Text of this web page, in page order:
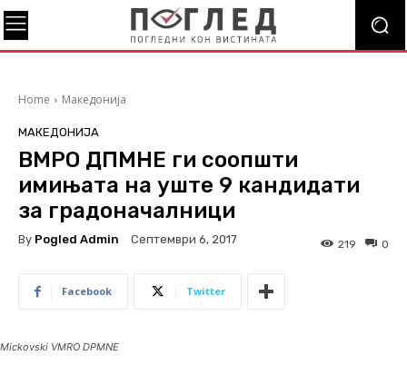
Home Македонија
МАКЕДОНИЈА
ВМРО ДПМНЕ ги соопшти
имињата на уште 9 кандидати
за градоначалници
By Pogled Admin Септември 6, 2017 0
219
Facebook Twitter
Mickovski VMRO DPMNE